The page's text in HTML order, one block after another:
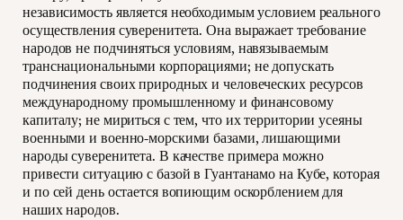
независимость является необходимым условием реального
осуществления суверенитета. Она выражает требование
народов не подчиняться условиям, навязываемым
транснациональными корпорациями; не допускать
подчинения своих природных и человеческих ресурсов
международному промышленному и финансовому
капиталу; не мириться с тем, что их территории усеяны
военными и военно-морскими базами, лишающими
народы суверенитета. В качестве примера можно
привести ситуацию с базой в Гуантанамо на Кубе, которая
и по сей день остается вопиющим оскорблением для
наших народов.